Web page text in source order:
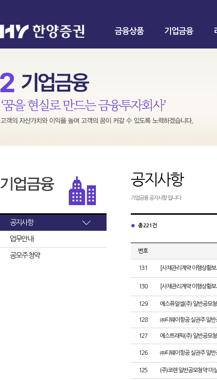
금융상품 기업금융
공지사항
업무안내
공모주 청약
공지사항
기업금융 공지사항 입니다.
총 221건
번호
131 [사채관리계약 이행상황
130 [사채관리계약 이행상황
129 에스퓨얼셀(주) 일반공모
128 ㈜티웨이항공 실권주 일반
127 에스트래픽(주) 일반공모
126 ㈜티웨이항공 실권주 일반
125 (주)코렌 일반공모청약 미